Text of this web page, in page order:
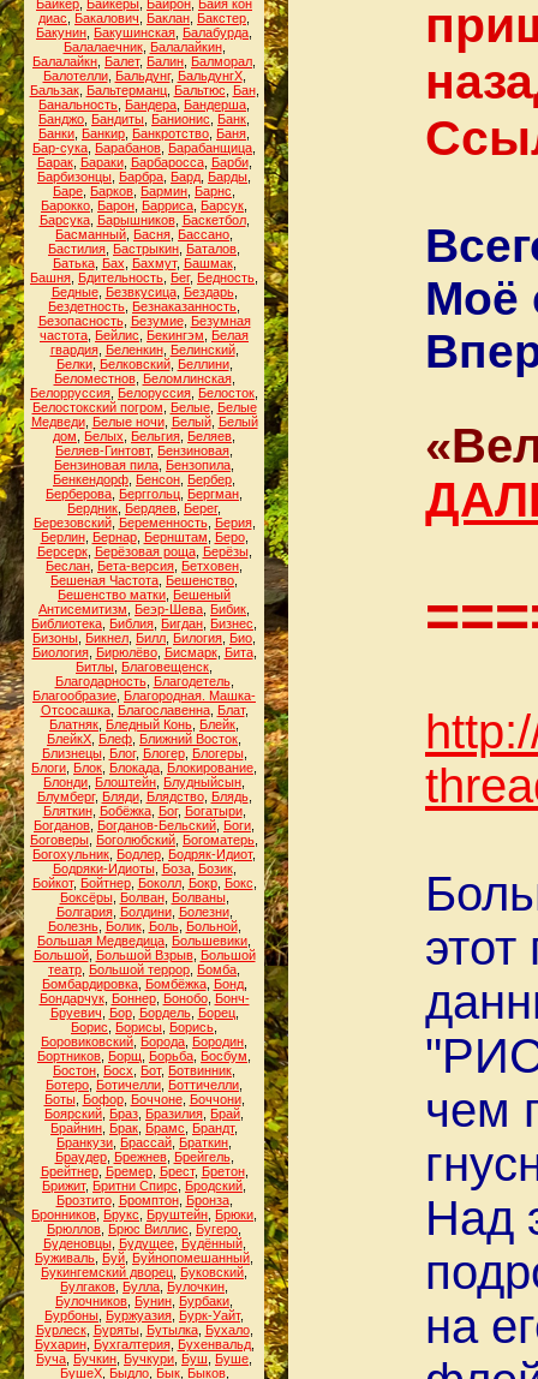
Байкер Байкеры Байрон Байя кон
диас
Бакалович Баклан Бакстер
Бакунин Бакушинская Балабурда
Балалаечник, Балалайкин,
Балалайкн Балет, Балин Балморал
Балотелли, Бальдунг, БальдунгХ,
Бальзак, Бальтерманц, Бальтюс Бан,
Банальность Бандера Бандерша
Банджо Бандиты Банионис Банк
Банки Банкир Банкротство Баня
Бар-сука Барабанов Барабанщица
Барак, Бараки, Барбаросса, Барби,
Барбизонцы Барбра Бард Барды
Баре Барков Бармин Барнс
Барокко Барон Барриса Барсук
Барсука, Барышников, Баскетбол,
Басманный Басня Бассано
Бастилия Бастрыкин Баталов
Батька, Бах Бахмут, Башмак,
Башня Бдительность Бег, Бедность
Бедные, Безвкусица, Бездарь,
Бездетность Безнаказанность
Безопасность, Безумие, Безумная
частота Бейлис Бекингэм
Белая
гвардия, Беленкин, Белинский,
Белки, Белковский, Беллини,
Беломестнов, Беломлинская,
Белорруссия Белоруссия Белосток
Белостокский погром
Белые, Белые
Медведи, Белые ночи, Белый, Белый
дом
Белых Бельгия Беляев
Беляев-Гинтовт, Бензиновая
Бензиновая пила Бензопила
Бенкендорф Бенсон Бербер
Берберова Берггольц Бергман
Бердник Бердяев Берег,
Березовский, Беременность, Берия,
Берлин, Бернар, Бернштам Беро,
Берсерк, Берёзовая роща, Берёзы,
Беслан Бета-версия Бетховен
Бешеная Частота Бешенство
Бешенство матки Бешеный
Антисемитизм
Беэр-Шева Бибик
Библиотека Библия Бигдан Бизнес
Бизоны Бикнел Билл Билогия Био
Биология, Бирюлёво, Бисмарк, Бита,
Битлы Благовещенск
Благодарность, Благодетель,
Благообразие Благородная. Машка-
Отсосашка, Благославенна, Блат,
Блатняк Бледный Конь Блейк
БлейкХ Блеф Ближний Восток
Близнецы, Блог, Блогер, Блогеры,
Блоги Блок Блокада Блокирование
Блонди Блоштейн Блудныйсын
Блумберг, Бляди, Блядство, Блядь,
Бляткин, Бобёжка, Бог, Богатыри,
Богданов Богданов-Бельский Боги
Боговеры Боголюбский Богоматерь
Богохульник Бодлер Бодряк-Идиот,
Бодряки-Идиоты, Боза, Бозик,
Бойкот, Бойтнер, Боколл, Бокр, Бокс
Боксёры, Болван, Болваны,
Болгария, Болдини, Болезни,
Болезнь, Болик, Боль, Больной,
Большая Медведица Большевики
Большой, Большой Взрыв, Большой
театр Большой террор Бомба
Бомбардировка, Бомбёжка, Бонд,
Бондарчук, Боннер, Бонобо, Бонч-
Бруевич
Бор, Бордель, Борец,
Борис
Борисы Борись
Боровиковский Борода Бородин
Бортников Борщ Борьба Босбум
Бостон Босх Бот, Ботвинник
Ботеро Ботичелли Боттичелли
Боты, Бофор, Боччоне, Боччони,
Боярский Браз Бразилия Брай
Брайнин Брак Брамс Брандт,
Бранкузи Брассай Браткин
Браудер, Брежнев, Брейгель,
Брейтнер, Бремер, Брест, Бретон,
Брижит, Бритни Спирс Бродский
Брозтито, Бромптон, Бронза,
Бронников Брукс Бруштейн Брюки
Брюллов Брюс Виллис Бугеро
Буденовцы, Будущее, Будённый,
Буживаль Буй Буйнопомешанный
Букингемский дворец Буковский
Булгаков Булла Булочкин
Булочников Бунин Бурбаки
Бурбоны Буржуазия Бурк-Уайт,
Бурлеск, Буряты, Бутылка, Бухало,
Бухарин, Бухгалтерия, Бухенвальд,
Буча Бучкин Бучкури Буш Буше
БушеХ, Быдло, Бык, Быков,
Моё
чем
Над
на